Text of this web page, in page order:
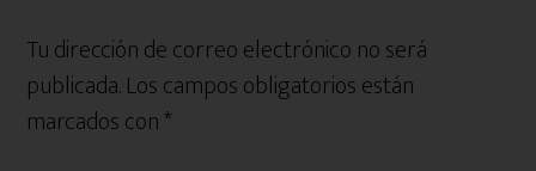
Tu dirección de correo electrónico no será
publicada.Los campos obligatorios están
marcados con*